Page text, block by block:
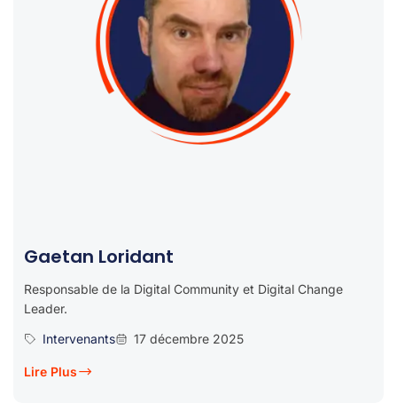
Gaetan Loridant
Responsable de la Digital Community et Digital Change
Leader.
Intervenants
17 décembre 2025
Lire Plus